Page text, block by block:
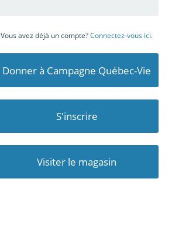
Vous avez déjà un compte?Connectez-vous ici.
Donner à Campagne Québec-Vie
S'inscrire
Visiter le magasin